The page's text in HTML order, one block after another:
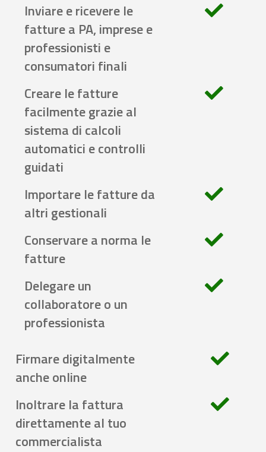
Inviare e ricevere le
fatture a PA, imprese e
professionisti e
consumatori finali
Creare le fatture
facilmente grazie al
sistema di calcoli
automatici e controlli
guidati
Importare le fatture da
altri gestionali
Conservare a norma le
fatture
Delegare un
collaboratore o un
professionista
Firmare digitalmente
anche online
Inoltrare la fattura
direttamente al tuo
commercialista